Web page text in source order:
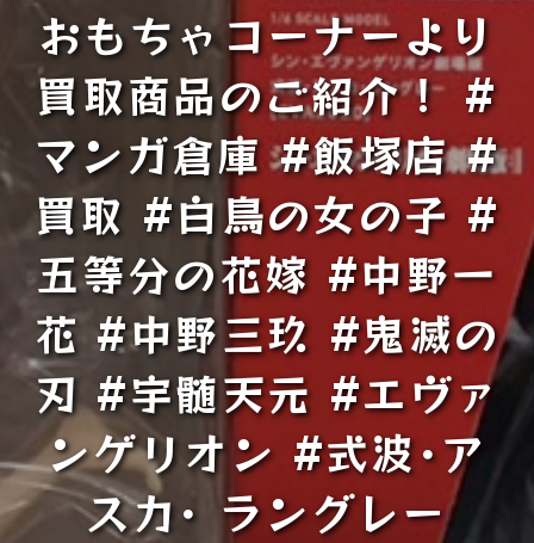
おもちゃコーナーより
買取商品のご紹介！ #
マンガ倉庫 #飯塚店 #
買取 #白鳥の女の子 #
五等分の花嫁 #中野一
花 #中野三玖 #鬼滅の
刃 #宇髄天元 #エヴァ
ンゲリオン #式波･ア
スカ･ ラングレー